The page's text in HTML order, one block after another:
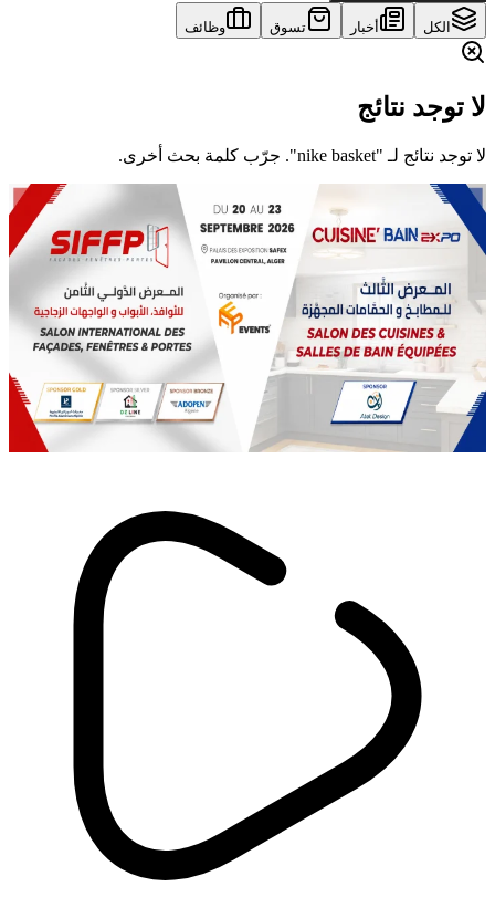
الكل أخبار تسوق وظائف
لا توجد نتائج
لا توجد نتائج لـ "nike basket". جرّب كلمة بحث أخرى.